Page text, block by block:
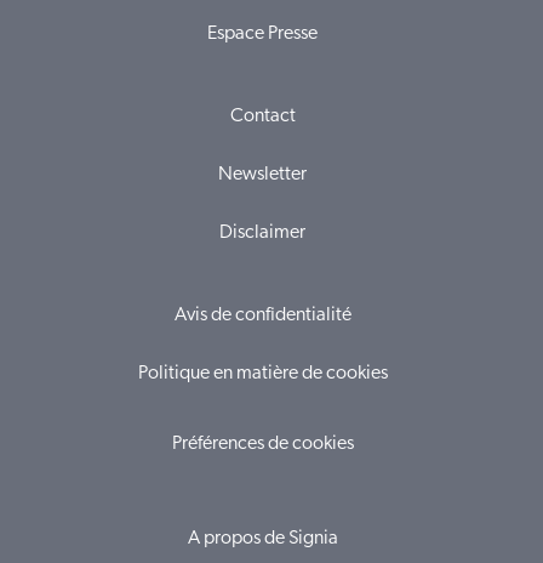
Espace Presse
Contact
Newsletter
Disclaimer
Avis de confidentialité
Politique en matière de cookies
Préférences de cookies
A propos de Signia